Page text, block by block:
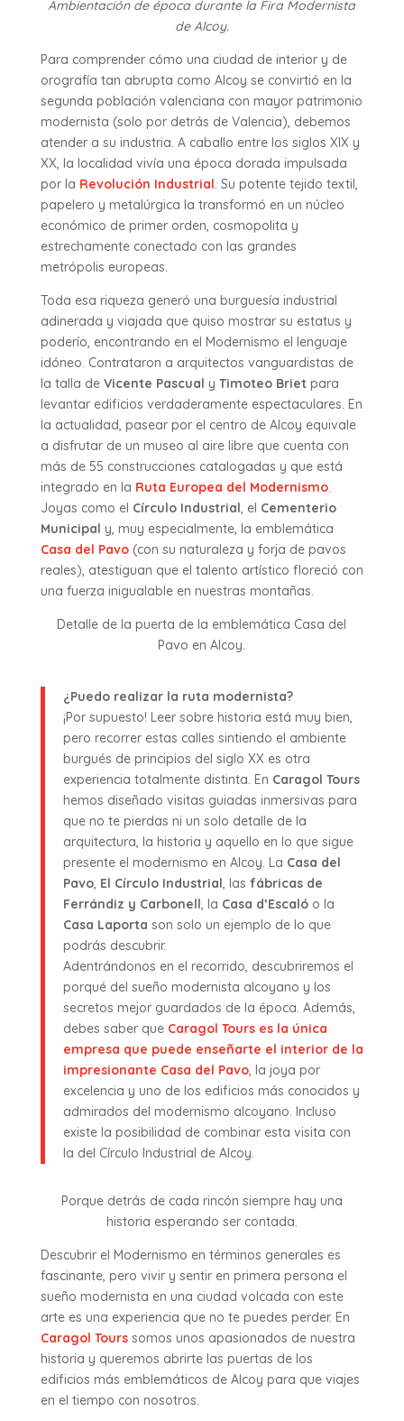
Ambientación de época durante la Fira Modernista
de Alcoy.
Para comprender cómo una ciudad de interior y de
orografía tan abrupta como Alcoy se convirtió en la
segunda población valenciana con mayor patrimonio
modernista (solo por detrás de Valencia), debemos
atender a su industria. A caballo entre los siglos XIX y
XX, la localidad vivía una época dorada impulsada
por la Revolución Industrial. Su potente tejido textil,
papelero y metalúrgica la transformó en un núcleo
económico de primer orden, cosmopolita y
estrechamente conectado con las grandes
metrópolis europeas.
Toda esa riqueza generó una burguesía industrial
adinerada y viajada que quiso mostrar su estatus y
poderío, encontrando en el Modernismo el lenguaje
idóneo. Contrataron a arquitectos vanguardistas de
la talla de Vicente Pascual y Timoteo Brietpara
levantar edificios verdaderamente espectaculares. En
la actualidad, pasear por el centro de Alcoy equivale
a disfrutar de un museo al aire libre que cuenta con
más de 55 construcciones catalogadas y que está
integrado en la Ruta Europea del Modernismo.
Joyas como el Círculo Industrial, el Cementerio
Municipal y, muy especialmente, la emblemática
Casa del Pavo(con su naturaleza y forja de pavos
reales), atestiguan que el talento artístico floreció con
una fuerza inigualable en nuestras montañas.
Detalle de la puerta de la emblemática Casa del
Pavo en Alcoy.
¿Puedo realizar la ruta modernista?
¡Por supuesto! Leer sobre historia está muy bien,
pero recorrer estas calles sintiendo el ambiente
burgués de principios del siglo XX es otra
experiencia totalmente distinta. En Caragol Tours
hemos diseñado visitas guiadas inmersivas para
que no te pierdas ni un solo detalle de la
arquitectura, la historia y aquello en lo que sigue
presente el modernismo en Alcoy. La Casa del
Pavo, El Círculo Industrial, las fábricas de
Ferrándiz y Carbonell, la Casa d’Escalóo la
Casa Laporta son solo un ejemplo de lo que
podrás descubrir.
Adentrándonos en el recorrido, descubriremos el
porqué del sueño modernista alcoyano y los
secretos mejor guardados de la época. Además,
debes saber que Caragol Tours es la única
empresa que puede enseñarte el interior de la
impresionante Casa del Pavo, la joya por
excelencia y uno de los edificios más conocidos y
admirados del modernismo alcoyano. Incluso
existe la posibilidad de combinar esta visita con
la del Círculo Industrial de Alcoy.
Porque detrás de cada rincón siempre hay una
historia esperando ser contada.
Descubrir el Modernismo en términos generales es
fascinante, pero vivir y sentir en primera persona el
sueño modernista en una ciudad volcada con este
arte es una experiencia que no te puedes perder. En
Caragol Tourssomos unos apasionados de nuestra
historia y queremos abrirte las puertas de los
edificios más emblemáticos de Alcoy para que viajes
en el tiempo con nosotros.